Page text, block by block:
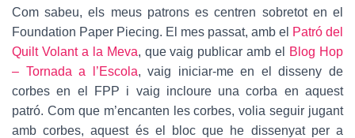
Com sabeu, els meus patrons es centren sobretot en el
Foundation Paper Piecing. El mes passat, amb el Patró del
Quilt Volant a la Meva, que vaig publicar amb el
Blog Hop
– Tornada a l’Escola, vaig iniciar-me en el disseny de
corbes en el FPP i vaig incloure una corba en aquest
patró. Com que m’encanten les corbes, volia seguir jugant
amb corbes, aquest és el bloc que he dissenyat per a